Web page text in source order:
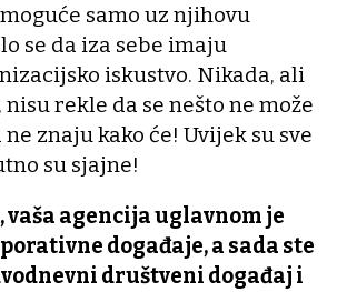
samo uz njihovu
se da iza sebe imaju
iskustvo. Nikada, ali
rekle da se nešto ne može
znaju kako će! Uvijek su sve
su sjajne!
vaša agencija uglavnom je
događaje, a sada ste
društveni događaj i